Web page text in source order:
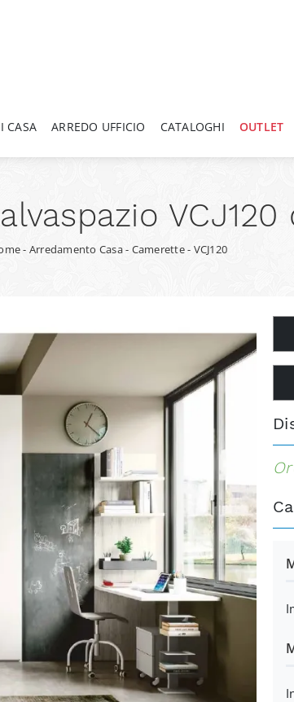
CASA ARREDO UFFICIO CATALOGHI OUTLET
VCJ120
- Arredamento Casa- Camerette- VCJ120